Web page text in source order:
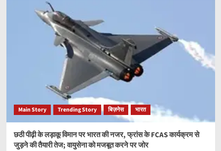
Main Story Trending Story बिज़नेस भारत
छठी पीढ़ी के लड़ाकू विमान पर भारत की नजर, फ्रांस के FCAS कार्यक्रम से
जुड़ने की तैयारी तेज; वायुसेना को मजबूत करने पर जोर